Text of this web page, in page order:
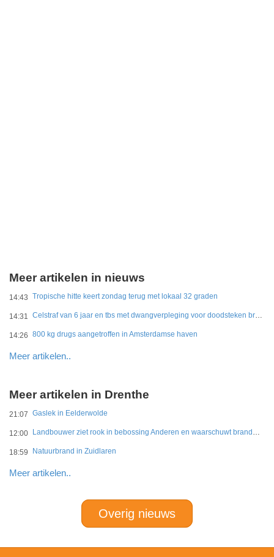
Meer artikelen in nieuws
14:43 Tropische hitte keert zondag terug met lokaal 32 graden
14:31 Celstraf van 6 jaar en tbs met dwangverpleging voor doodsteken broer in Gouda
14:26 800 kg drugs aangetroffen in Amsterdamse haven
Meer artikelen..
Meer artikelen in Drenthe
21:07 Gaslek in Eelderwolde
12:00 Landbouwer ziet rook in bebossing Anderen en waarschuwt brandweer
18:59 Natuurbrand in Zuidlaren
Meer artikelen..
Overig nieuws